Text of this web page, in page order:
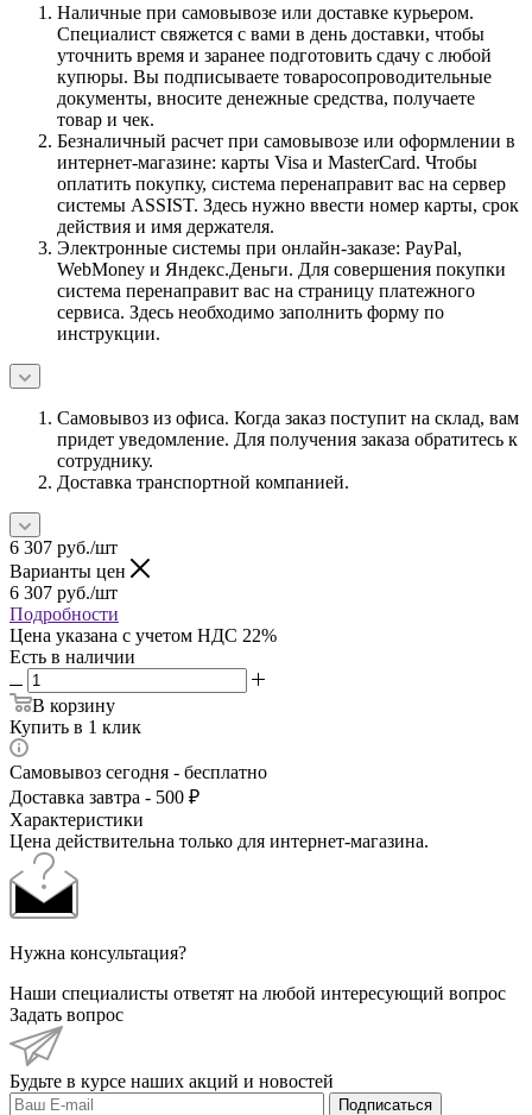
Наличные при самовывозе или доставке курьером.
Специалист свяжется с вами в день доставки, чтобы
уточнить время и заранее подготовить сдачу с любой
купюры. Вы подписываете товаросопроводительные
документы, вносите денежные средства, получаете
товар и чек.
Безналичный расчет при самовывозе или оформлении в
интернет-магазине: карты Visa и MasterCard. Чтобы
оплатить покупку, система перенаправит вас на сервер
системы ASSIST. Здесь нужно ввести номер карты, срок
действия и имя держателя.
Электронные системы при онлайн-заказе: PayPal,
WebMoney и Яндекс.Деньги. Для совершения покупки
система перенаправит вас на страницу платежного
сервиса. Здесь необходимо заполнить форму по
инструкции.
Самовывоз из офиса. Когда заказ поступит на склад, вам
придет уведомление. Для получения заказа обратитесь к
сотруднику.
Доставка транспортной компанией.
6 307 руб./шт
Варианты цен
6 307 руб./шт
Подробности
Цена указана с учетом НДС 22%
Есть в наличии
В корзину
Купить в 1 клик
Самовывоз сегодня - бесплатно
Доставка завтра - 500 ₽
Характеристики
Цена действительна только для интернет-магазина.
Нужна консультация?
Наши специалисты ответят на любой интересующий вопрос
Задать вопрос
Будьте в курсе наших акций и новостей
Подписаться